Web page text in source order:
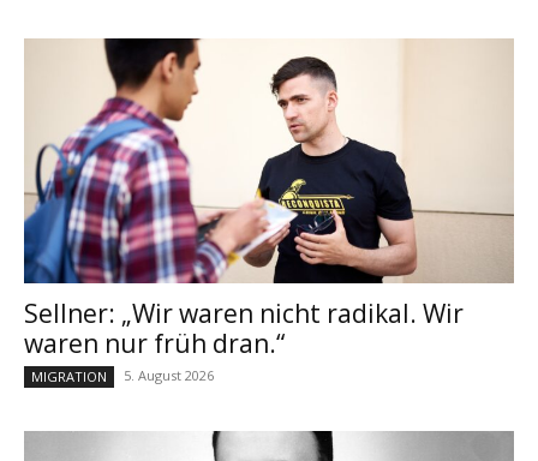
Sellner: „Wir waren nicht radikal. Wir
waren nur früh dran.“
MIGRATION 5. August 2026